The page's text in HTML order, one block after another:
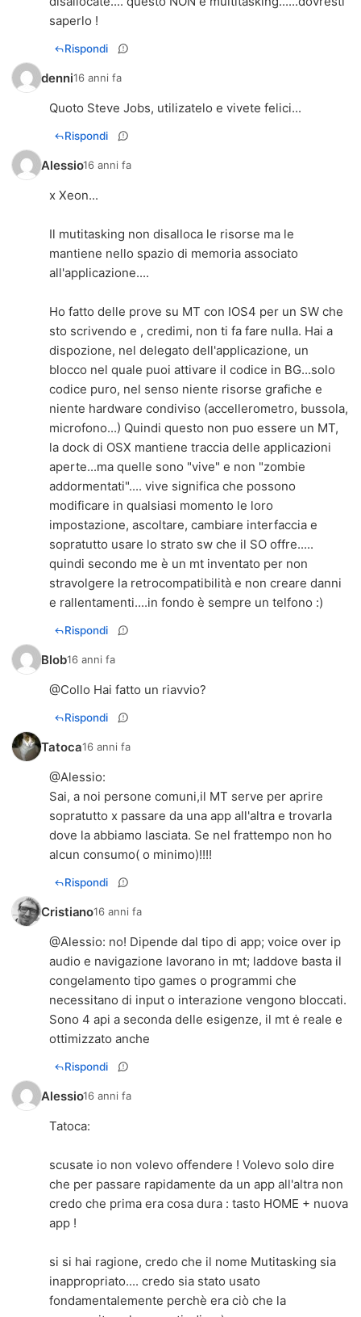
saperlo !
Rispondi
denni16 anni fa
Quoto Steve Jobs, utilizatelo e vivete felici...
Rispondi
Alessio16 anni fa
x Xeon...
Il mutitasking non disalloca le risorse ma le
mantiene nello spazio di memoria associato
all'applicazione....
Ho fatto delle prove su MT con IOS4 per un SW che
sto scrivendo e , credimi, non ti fa fare nulla. Hai a
dispozione, nel delegato dell'applicazione, un
blocco nel quale puoi attivare il codice in BG...solo
codice puro, nel senso niente risorse grafiche e
niente hardware condiviso (accellerometro, bussola,
microfono...) Quindi questo non puo essere un MT,
la dock di OSX mantiene traccia delle applicazioni
aperte...ma quelle sono "vive" e non "zombie
addormentati".... vive significa che possono
modificare in qualsiasi momento le loro
impostazione, ascoltare, cambiare interfaccia e
sopratutto usare lo strato sw che il SO offre.....
quindi secondo me è un mt inventato per non
stravolgere la retrocompatibilità e non creare danni
e rallentamenti....in fondo è sempre un telfono :)
Rispondi
Blob16 anni fa
@Collo Hai fatto un riavvio?
Rispondi
Tatoca16 anni fa
@Alessio:
Sai, a noi persone comuni,il MT serve per aprire
sopratutto x passare da una app all'altra e trovarla
dove la abbiamo lasciata. Se nel frattempo non ho
alcun consumo( o minimo)!!!!
Rispondi
Cristiano16 anni fa
@Alessio: no! Dipende dal tipo di app; voice over ip
audio e navigazione lavorano in mt; laddove basta il
congelamento tipo games o programmi che
necessitano di input o interazione vengono bloccati.
Sono 4 api a seconda delle esigenze, il mt ė reale e
ottimizzato anche
Rispondi
Alessio16 anni fa
Tatoca:
scusate io non volevo offendere ! Volevo solo dire
che per passare rapidamente da un app all'altra non
credo che prima era cosa dura : tasto HOME + nuova
app !
si si hai ragione, credo che il nome Mutitasking sia
inappropriato.... credo sia stato usato
fondamentalemente perchè era ciò che la